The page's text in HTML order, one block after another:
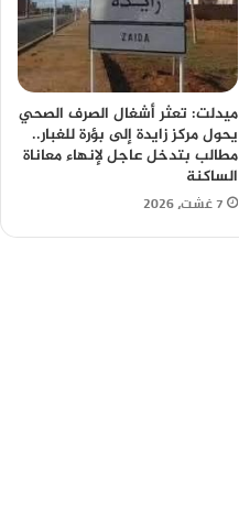
ميدلت: تعثر أشغال الصرف الصحي
يحول مركز زايدة إلى بؤرة للغبار..
مطالب بتدخل عاجل لإنهاء معاناة
الساكنة
7 غشت، 2026